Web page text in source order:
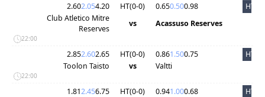
2.602.054.20 HT(0-0) 0.650.500.98
HT
Club Atletico Mitre
Reserves
vs Acassuso Reserves
22:00
2.852.602.65 HT(0-0) 0.861.500.75
HT
Toolon Taisto
vs Valtti
22:00
1.812.456.75 HT(0-0) 0.941.000.68
HT